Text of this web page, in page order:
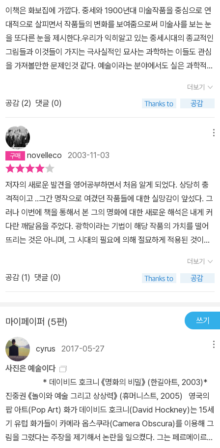
(에이즈로 이미 숨지지 않았으면 다행이고.^^) 그의 한창 시절 그림들
이 내눈엔 지독히 감각적이고 고독해 보였기 때문이다.하지만, 이 책
을 통해서 만난 시골 서점주인같은 인상의 호크니는 나의 예상을 철
저히 배반하고 있었다. 노년의 그는 학구적이고, 철저하고, 집요하며
또한 용감한 인물이었다. (그의 이론에 반대하는 미술학자들의 눈엔
무모한 인물이겠지만.) 수많은 과학적 물증을 무기로, 수백년간 감춰
져 왔던 이른바 '업계 기밀'을 폭로하고 나섰으니 말이다.우리들이 존
을 그렸다는 것이 그의 주장이다. 쉽게 말하자면 눈으로 보고 그린게
아니라, 렌즈에 반사된 이미지를 베껴 그렸다는 것이다. (그러나, 호
크니는 이 사실 만으로 대가들의 예술성이 폄하되서는 안된다고 주장
한다. 내 생각도 마찬가지다.)그의 주장이 옳고 그른가를 따지는 건
내 능력 밖의 문제이기 때문에 뭐라 말하지 않겠다. 다만, 독자의 입장
에서 말하자면, 그가 제시하는 물증들은 상당한 설득력을 지니고 있
었다. 화가들이 광학을 이용했다는 문헌 자료들이 거의 전무하다는
사실은 여전히 의아함으로 남지만 (아무리 화가들 사이의 비밀이었다
고 하더라도 이렇게 철저히 숨겨질 수가 있는걸까?) 호크니가 수집한
을 저버릴 수 없다.다시 '가격대비' 리뷰로 돌아가 말하자면, 바로 그
'증거물'들 때문에 이 책값이 비싸진 것이다. 그가 제시하는 증거 그림
들은 '큰' 그림으로 보아야, 그것도 아주 좋은 화질로 보아야만 더욱
수화집처럼 선명한 상태에서 만나게 된다. 보는 눈이야 즐거워지지
만, 그만큼 금전적인 댓가는 치루게 되는 셈이다. (출판사 입장에서
보자면, 이만큼의 책값을 책정하지 않을 수 없었을 것이다. 인쇄상태
는 아주 훌륭하므로.)이 책을 읽으면서 얻게되는 것은 단순히 '명화의
비밀'을 밝히느냐 마느냐 만은 아니다. 일단은 비밀을 파헤치는 과정
이 재미있다. 그리고, 미술사속에서 그림이(특히 초상화,정물화) 발전
해가는 과정을 좀더 환한 눈으로 바라볼 수 있다. 예전에 보던 관점과
는 또다른 관점을 경험을 할 수 있는 것이다. 하지만, 앞서 말했듯이
이 책에 실려있는 명화들은 어디까지나 저자의 기준에 따라 증거물로
채택된 작품들이다. 특정 시대나 특정 화풍을 선호하는 독자들이라
이책은 화보집에 가깝다. 중세와 1900년대 미술작품을 중심으로 연
대적으로 살피면서 작품들의 변화를 보여줌으로써 미술사를 보는 눈
을 또다른 눈을 제시한다.우리가 익히알고 있는 중세시대의 종교적인
그림들과 이것들이 가지는 극사실적인 묘사는 과학하는 이들도 관심
을 가져볼만한 문제인것 같다. 예술이라는 분야에서도 실은 과학적인
케 한다. 또한 과학과 예술을 서로 다른 학문으로 선을긋지않고 중세
사람들은 필요에 따라 그 경계를 지금보다 자유롭게 넘나들었던것 같
다.본래 학문이라는것은 인간의 의지의 산물이며 본래 경계란 무의미
한것이 아닐까?이책의 저자 호크니는 다시 자신이 예술가이면서 과
학적인 분석을 통해서 자신의 주장을 펼침으로써 예술과 과학의 경계
를 뛰어 넘고 있다. 사실을 증명하기위해 과학적인 분석과 근거를 통
해서 접근하기 때문이다. 다만 광학적인 방법으로 그림을 그리는 방
법에대한 좀 더 실증적인 재현이라던가 구현방법을 보여주었다면 좋
았을 텐데하는 아쉬움이 있다.또 한가지 흠이라면 비싼 책값때문인데
올칼라의 두껍고 배판도 큰 책이어서 그렇게 아까운생각은 들지 않았
다.
더보기
공감 (2) 댓글 (0)
novelleco 2003-11-03
저자의 새로운 발견을 영어공부하면서 처음 알게 되었다. 상당히 충
격적이고 ..그간 명작으로 여겼던 작품들에 대한 실망감이 앞섰다. 그
러나 이번에 책을 통해서 본 그의 명화에 대한 새로운 해석은 내게 커
다란 깨달음을 주었다. 광학이라는 기법이 해당 작품의 가치를 떨어
뜨리는 것은 아니며, 그 시대의 필요에 의해 절묘하게 적용된 것이고
전히 미술은 바뀌고 있고 그만의 영역을 끊임없이 유지하고 구축하고
있다. 미술이 사진, 영화에도 불구하고, 우리가 지금 르네상스의 작품
을 보는 것에서 알 수 있듯이, 그 생명력은 영원히 계속된다는 작가의
과 앞으로 만날 작품들에 대한 새로운 감식안 하나를 더 추가하고 싶
으시다면 감히 일독을 권하고 싶다.
더보기
공감 (1) 댓글 (0)
마이페이퍼 (5편) 쓰기
cyrus 2017-05-27
사진은 예술이다
진중권 《놀이와 예술 그리고 상상력》 (휴머니스트, 2005) 영국의
팝 아트(Pop Art) 화가 데이비드 호크니(David Hockney)는 15세
기 유럽 화가들이 카메라 옵스쿠라(Camera Obscura)를 이용해 그
림을 그렸다는 주장을 제기해서 논란을 일으켰다. 그는 페르메이르(V